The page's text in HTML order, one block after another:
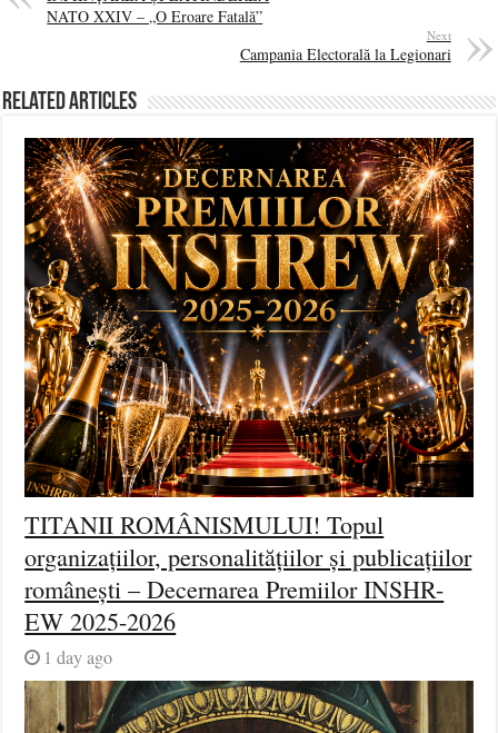
NATO XXIV – „O Eroare Fatală”
Next
Campania Electorală la Legionari
Related Articles
TITANII ROMÂNISMULUI! Topul
organizațiilor, personalitățiilor și publicațiilor
românești – Decernarea Premiilor INSHR-
EW 2025-2026
1 day ago